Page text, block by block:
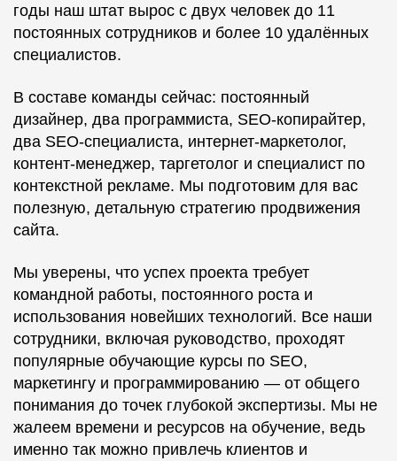
годы наш штат вырос с двух человек до 11
постоянных сотрудников и более 10 удалённых
специалистов.
В составе команды сейчас: постоянный
дизайнер, два программиста, SEO-копирайтер,
два SEO-специалиста, интернет-маркетолог,
контент-менеджер, таргетолог и специалист по
контекстной рекламе. Мы подготовим для вас
полезную, детальную стратегию продвижения
сайта.
Мы уверены, что успех проекта требует
командной работы, постоянного роста и
использования новейших технологий. Все наши
сотрудники, включая руководство, проходят
популярные обучающие курсы по SEO,
маркетингу и программированию — от общего
понимания до точек глубокой экспертизы. Мы не
жалеем времени и ресурсов на обучение, ведь
именно так можно привлечь клиентов и